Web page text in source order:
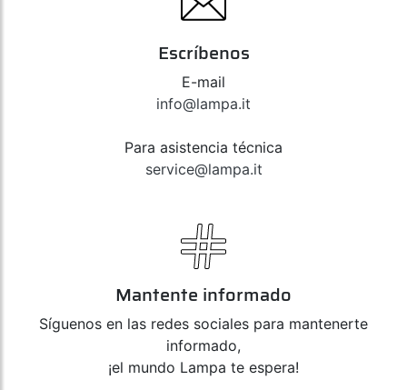
Escríbenos
E-mail
info@lampa.it
Para asistencia técnica
service@lampa.it
Mantente informado
Síguenos en las redes sociales para mantenerte
informado,
¡el mundo Lampa te espera!